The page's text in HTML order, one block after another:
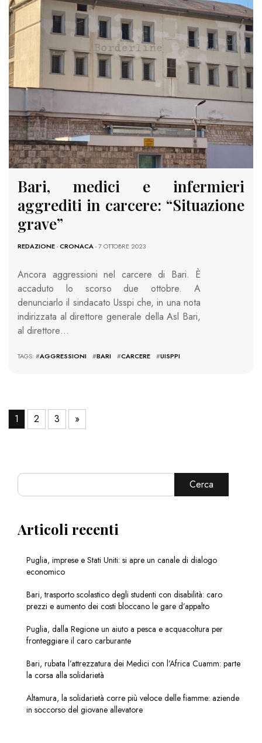
Bari, medici e infermieri
aggrediti in carcere: “Situazione
grave”
REDAZIONE-CRONACA- 7 OTTOBRE 2023
Ancora aggressioni nel carcere di Bari. È
accaduto lo scorso due ottobre. A
denunciarlo il sindacato Usspi che, in una nota
indirizzata al direttore generale della Asl Bari,
al direttore…
TAGS: #AGGRESSIONI #BARI #CARCERE #UISPPI
1 2 3 »
Cerca
Articoli recenti
Puglia, imprese e Stati Uniti: si apre un canale di dialogo
economico
Bari, trasporto scolastico degli studenti con disabilità: caro
prezzi e aumento dei costi bloccano le gare d’appalto
Puglia, dalla Regione un aiuto a pesca e acquacoltura per
fronteggiare il caro carburante
Bari, rubata l’attrezzatura dei Medici con l’Africa Cuamm: parte
la corsa alla solidarietà
Altamura, la solidarietà corre più veloce delle fiamme: aziende
in soccorso del giovane allevatore